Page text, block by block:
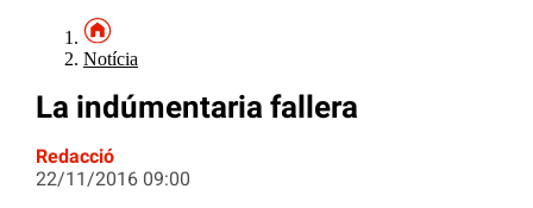
Notícia
La indúmentaria fallera
Redacció
22/11/2016 09:00